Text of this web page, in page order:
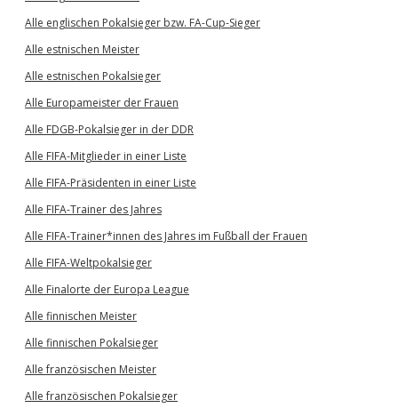
Alle englischen Pokalsieger bzw. FA-Cup-Sieger
Alle estnischen Meister
Alle estnischen Pokalsieger
Alle Europameister der Frauen
Alle FDGB-Pokalsieger in der DDR
Alle FIFA-Mitglieder in einer Liste
Alle FIFA-Präsidenten in einer Liste
Alle FIFA-Trainer des Jahres
Alle FIFA-Trainer*innen des Jahres im Fußball der Frauen
Alle FIFA-Weltpokalsieger
Alle Finalorte der Europa League
Alle finnischen Meister
Alle finnischen Pokalsieger
Alle französischen Meister
Alle französischen Pokalsieger